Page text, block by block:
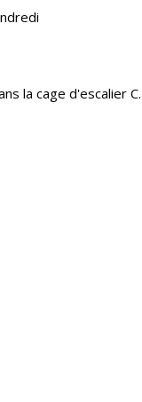
la cage d'escalier C.